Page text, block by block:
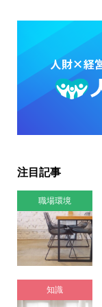
注目記事
職場環境
知識